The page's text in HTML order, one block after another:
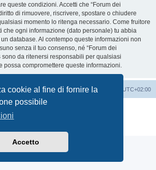
cookie al fine di fornire la
possibile
Accetto
queste condizioni. Accetti che “Forum dei
di rimuovere, riscrivere, spostare o chiudere
momento lo ritenga necessario. Come fruitore
che ogni informazione (dato personale) tu abbia
database. Al contempo queste informazioni non
senza il tuo consenso, né “Forum dei
sono da ritenersi responsabili per qualsiasi
possa compromettere queste informazioni.
Tutti gli orari sono UTC+02:00
Cancella cookie
phpBB
Traduzione Italiana